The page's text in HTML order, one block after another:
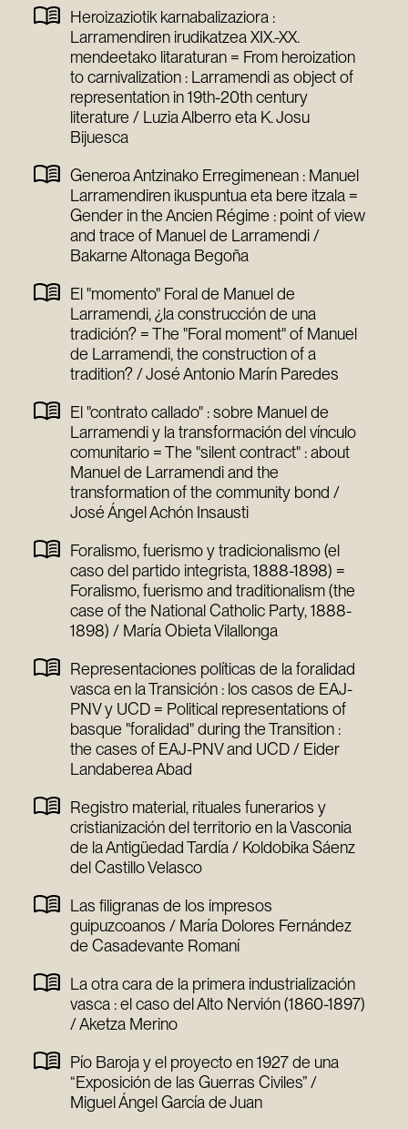
Heroizaziotik karnabalizaziora :
Larramendiren irudikatzea XIX.-XX.
mendeetako litaraturan = From heroization
to carnivalization : Larramendi as object of
representation in 19th-20th century
literature / Luzia Alberro eta K. Josu
Bijuesca
Generoa Antzinako Erregimenean : Manuel
Larramendiren ikuspuntua eta bere itzala =
Gender in the Ancien Régime : point of view
and trace of Manuel de Larramendi /
Bakarne Altonaga Begoña
El "momento" Foral de Manuel de
Larramendi, ¿la construcción de una
tradición? = The "Foral moment" of Manuel
de Larramendi, the construction of a
tradition? / José Antonio Marín Paredes
El "contrato callado" : sobre Manuel de
Larramendi y la transformación del vínculo
comunitario = The "silent contract" : about
Manuel de Larramendi and the
transformation of the community bond /
José Ángel Achón Insausti
Foralismo, fuerismo y tradicionalismo (el
caso del partido integrista, 1888-1898) =
Foralismo, fuerismo and traditionalism (the
case of the National Catholic Party, 1888-
1898) / María Obieta Vilallonga
Representaciones políticas de la foralidad
vasca en la Transición : los casos de EAJ-
PNV y UCD = Political representations of
basque "foralidad" during the Transition :
the cases of EAJ-PNV and UCD / Eider
Landaberea Abad
Registro material, rituales funerarios y
cristianización del territorio en la Vasconia
de la Antigüedad Tardía / Koldobika Sáenz
del Castillo Velasco
Las filigranas de los impresos
guipuzcoanos / María Dolores Fernández
de Casadevante Romaní
La otra cara de la primera industrialización
vasca : el caso del Alto Nervión (1860-1897)
/ Aketza Merino
Pío Baroja y el proyecto en 1927 de una
“Exposición de las Guerras Civiles” /
Miguel Ángel García de Juan